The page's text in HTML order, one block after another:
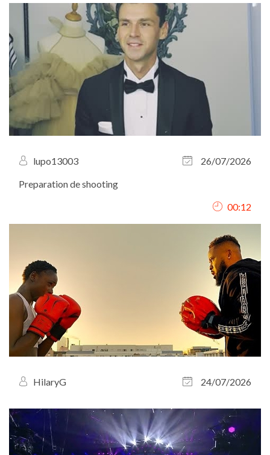
lupo13003
26/07/2026
Preparation de shooting
00:12
HilaryG 24/07/2026